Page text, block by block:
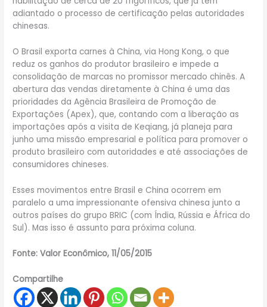
adiantado o processo de certificação pelas autoridades
chinesas.
O Brasil exporta carnes à China, via Hong Kong, o que
reduz os ganhos do produtor brasileiro e impede a
consolidação de marcas no promissor mercado chinês. A
abertura das vendas diretamente à China é uma das
prioridades da Agência Brasileira de Promoção de
Exportações (Apex), que, contando com a liberação as
importações após a visita de Keqiang, já planeja para
junho uma missão empresarial e política para promover o
produto brasileiro com autoridades e até associações de
consumidores chineses.
Esses movimentos entre Brasil e China ocorrem em
paralelo a uma impressionante ofensiva chinesa junto a
outros países do grupo BRIC (com Índia, Rússia e África do
Sul). Mas isso é assunto para próxima coluna.
Fonte: Valor Econômico, 11/05/2015
Compartilhe